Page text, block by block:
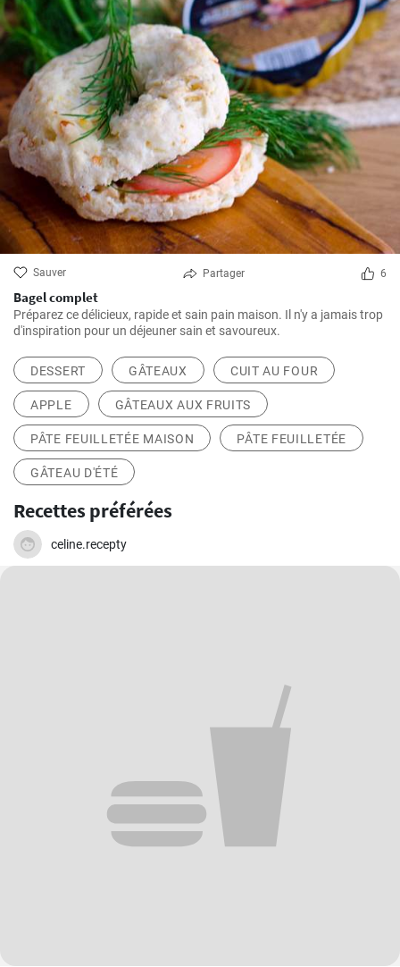
Sauver Partager 6
Bagel complet
Préparez ce délicieux, rapide et sain pain maison. Il n'y a jamais trop
d'inspiration pour un déjeuner sain et savoureux.
DESSERT GÂTEAUX CUIT AU FOUR
APPLE GÂTEAUX AUX FRUITS
PÂTE FEUILLETÉE MAISON PÂTE FEUILLETÉE
GÂTEAU D'ÉTÉ
Recettes préférées
celine.recepty